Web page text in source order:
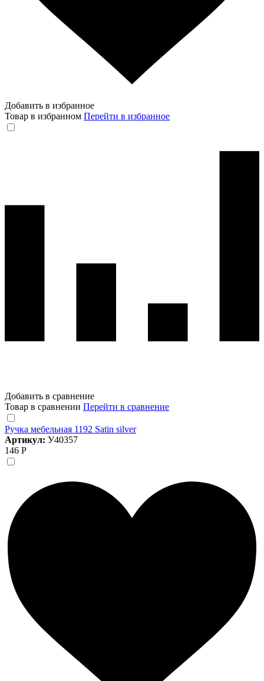
Добавить в избранное
Товар в избранном Перейти в избранное
Добавить в сравнение
Товар в сравнении Перейти в сравнение
Ручка мебельная 1192 Satin silver
Артикул: У40357
146 Р